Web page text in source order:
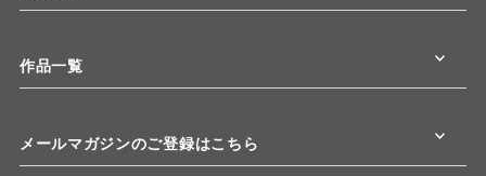
作品一覧
メールマガジンのご登録はこちら